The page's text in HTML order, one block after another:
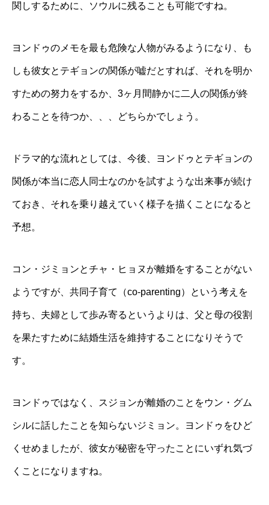
関しするために、ソウルに残ることも可能ですね。
ヨンドゥのメモを最も危険な人物がみるようになり、も
しも彼女とテギョンの関係が嘘だとすれば、それを明か
すための努力をするか、3ヶ月間静かに二人の関係が終
わることを待つか、、、どちらかでしょう。
ドラマ的な流れとしては、今後、ヨンドゥとテギョンの
関係が本当に恋人同士なのかを試すような出来事が続け
ておき、それを乗り越えていく様子を描くことになると
予想。
コン・ジミョンとチャ・ヒョヌが離婚をすることがない
ようですが、共同子育て（co-parenting）という考えを
持ち、夫婦として歩み寄るというよりは、父と母の役割
を果たすために結婚生活を維持することになりそうで
す。
ヨンドゥではなく、スジョンが離婚のことをウン・グム
シルに話したことを知らないジミョン。ヨンドゥをひど
くせめましたが、彼女が秘密を守ったことにいずれ気づ
くことになりますね。